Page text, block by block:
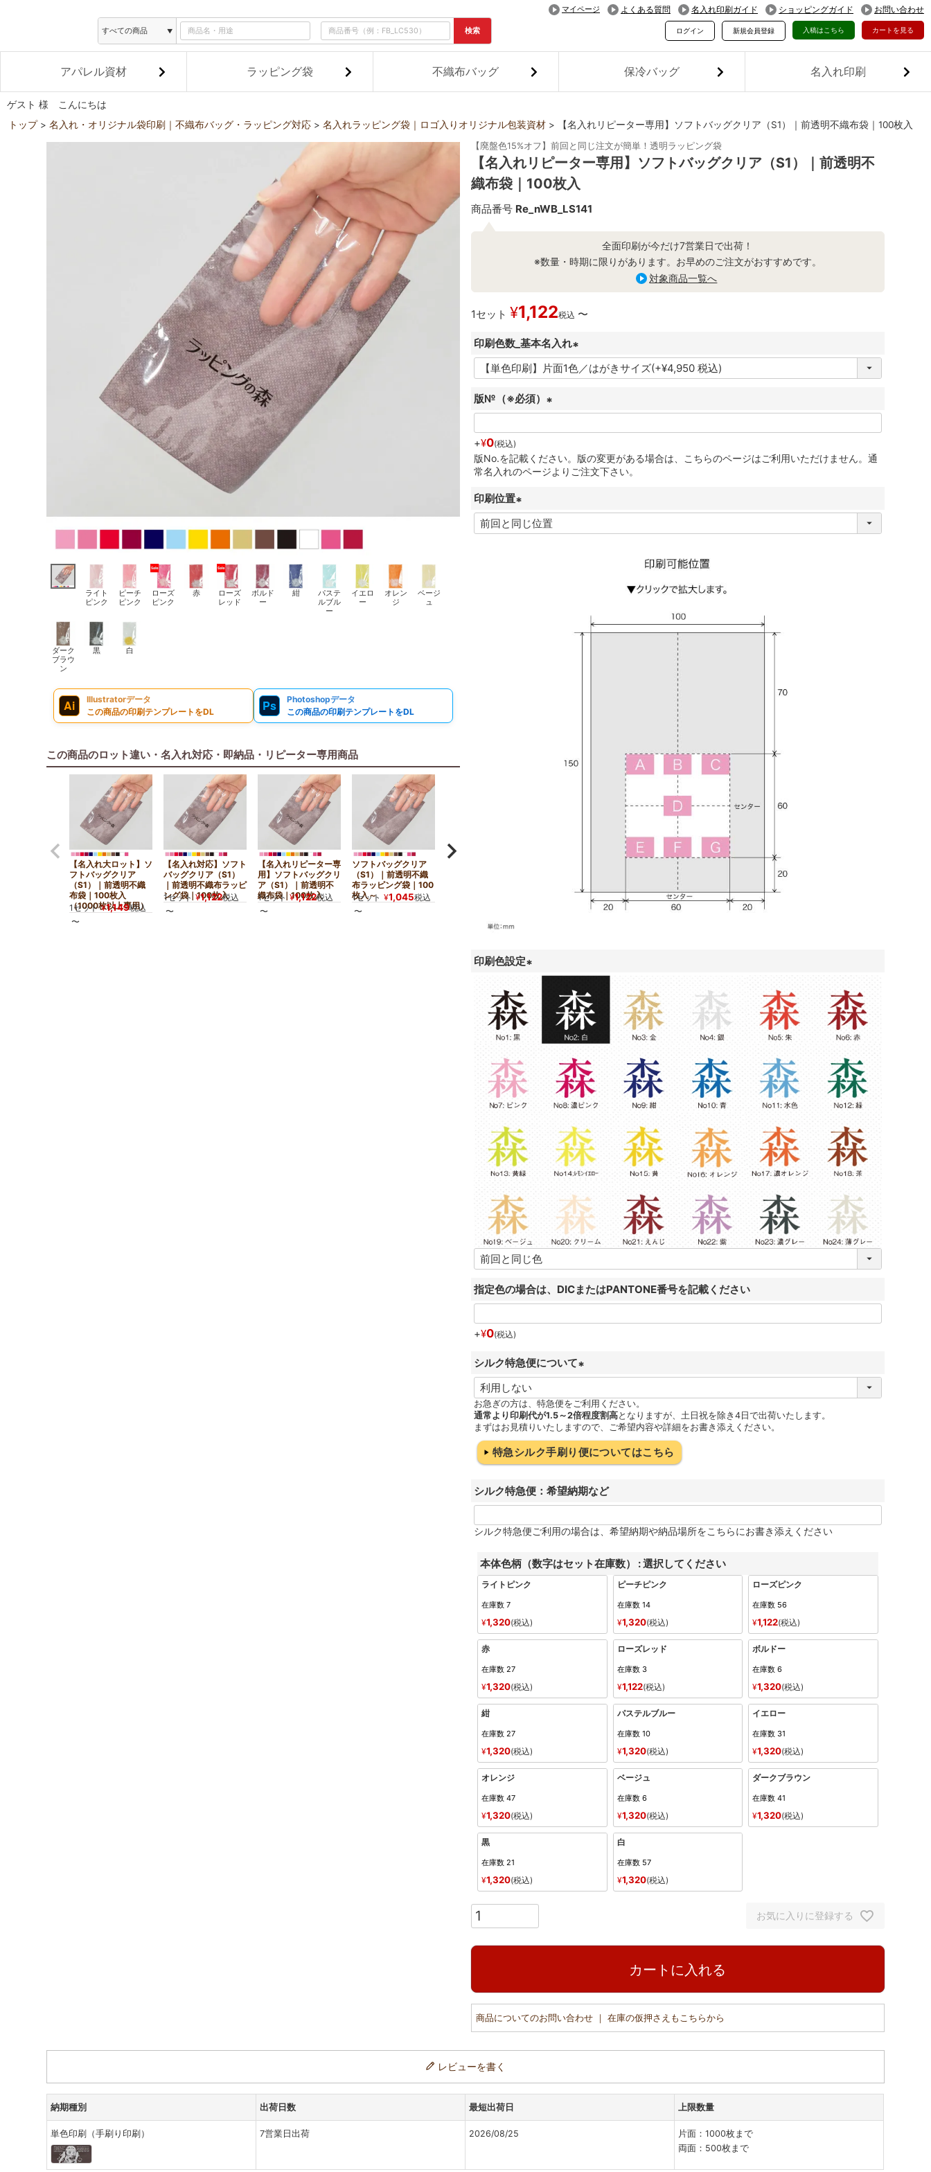
検索
マイページ よくある質問 名入れ印刷ガイド ショッピングガイド お問い合わせ
カートを見る
入稿はこちら
ログイン 新規会員登録
アパレル資材 ラッピング袋 不織布バッグ 保冷バッグ 名入れ印刷
ゲスト 様 こんにちは
トップ 名入れ・オリジナル袋印刷｜不織布バッグ・ラッピング対応 名入れラッピング袋｜ロゴ入りオリジナル包装資材 【名入れリピーター専用】ソフトバッグクリア（S1）｜前透明不織布袋｜100枚入
ライト
ピンク
ピーチ
ピンク
ローズ
ピンク
赤
ローズ
レッド
ボルド
ー
紺
パステ
ルブル
ー
イエロ
ー
オレン
ジ
ベージ
ュ
ダーク
ブラウ
ン
黒 白
Ai
Illustratorデータ
この商品の印刷テンプレートをDL
Ps
Photoshopデータ
この商品の印刷テンプレートをDL
この商品のロット違い・名入れ対応・即納品・リピーター専用商品
【名入れ大ロット】ソ
フトバッグクリア
（S1）｜前透明不織
布袋｜100枚入
（1000枚以上専用）
1セット ¥1,149税込
〜
【名入れ対応】ソフト
バッグクリア（S1）
｜前透明不織布ラッピ
ング袋｜100枚入
1セット ¥1,122税込
〜
【名入れリピーター専
用】ソフトバッグクリ
ア（S1）｜前透明不
織布袋｜100枚入
1セット ¥1,122税込
〜
ソフトバッグクリア
（S1）｜前透明不織
布ラッピング袋｜100
枚入～
1セット ¥1,045税込
〜
【廃盤色15%オフ】前回と同じ注文が簡単！透明ラッピング袋
【名入れリピーター専用】ソフトバッグクリア（S1）｜前透明不
織布袋｜100枚入
商品番号 Re_nWB_LS141
全面印刷が今だけ7営業日で出荷！
※数量・時期に限りがあります。お早めのご注文がおすすめです。
対象商品一覧へ
1セット ¥1,122税込 〜
印刷色数_基本名入れ
(
必
)
版№（※必須）
須
)
+¥0 税込
版No.を記載ください。版の変更がある場合は、こちらのページはご利用いただけません。通
常名入れのページよりご注文下さい。
印刷位置
(
必
印刷色設定
須
指定色の場合は、DICまたはPANTONE番号を記載ください
+¥0 税込
シルク特急便について
必
須
お急ぎの方は、特急便をご利用ください。
通常より印刷代が1.5～2倍程度割高となりますが、土日祝を除き4日で出荷いたします。
まずはお見積りいたしますので、ご希望内容や詳細をお書き添えください。
特急シルク手刷り便についてはこちら
シルク特急便：希望納期など
シルク特急便ご利用の場合は、希望納期や納品場所をこちらにお書き添えください
本体色柄（数字はセット在庫数） 選択してください
ライトピンク
在庫数 7
¥1,320 税込
ピーチピンク
在庫数 14
¥1,320 税込
ローズピンク
在庫数 56
¥1,122 税込
赤
在庫数 27
¥1,320 税込
ローズレッド
在庫数 3
¥1,122 税込
ボルドー
在庫数 6
¥1,320 税込
紺
在庫数 27
¥1,320 税込
パステルブルー
在庫数 10
¥1,320 税込
イエロー
在庫数 31
¥1,320 税込
オレンジ
在庫数 47
¥1,320 税込
ベージュ
在庫数 6
¥1,320 税込
ダークブラウン
在庫数 41
¥1,320 税込
黒
在庫数 21
¥1,320 税込
白
在庫数 57
¥1,320 税込
お気に入りに登録する
カートに入れる
商品についてのお問い合わせ ｜ 在庫の仮押さえもこちらから
レビューを書く
納期種別 出荷日数 最短出荷日 上限数量
単色印刷（手刷り印刷） 7営業日出荷 2026/08/25
片面：1000枚まで
両面：500枚まで